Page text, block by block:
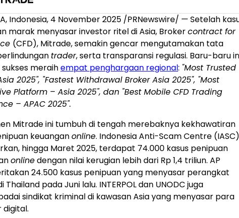
Indonesia, 4 November 2025 /PRNewswire/ — Setelah
marak menyasar investor ritel diAsia, Brokercontract for
(CFD), Mitrade, semakin gencar mengutamakan tata
trader, serta transparansi regulasi. Baru-baru
meraihempat penghargaan regional: "Most Trusted
2025", "Fastest Withdrawal Broker Asia 2025", "Most
Platform – Asia 2025", dan "Best Mobile CFD Trading
– APAC 2025".
Mitrade ini tumbuh di tengah merebaknya kekhawatiran
keuanganonline. Indonesia Anti-Scam Centre (IASC)
hingga Maret 2025, terdapat 74.000 kasus penipuan
onlinedengan nilai kerugian lebih dari Rp 1,4 triliun. AP
24.500 kasus penipuan yang menyasar perangkat
Thailand pada Juni lalu. INTERPOL dan UNODC juga
sindikat kriminal di kawasanAsiayang menyasar para
digital.